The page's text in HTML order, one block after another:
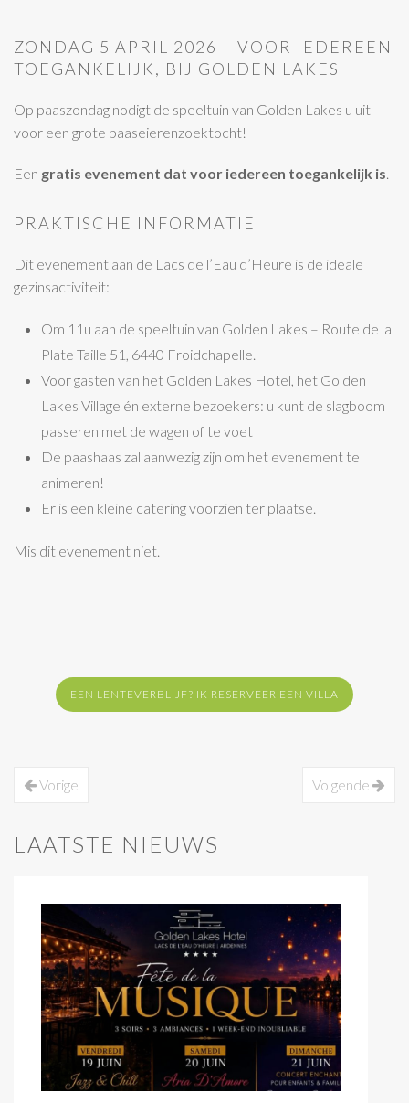
ZONDAG 5 APRIL 2026 – VOOR IEDEREEN
TOEGANKELIJK, BIJ GOLDEN LAKES
Op paaszondag nodigt de speeltuin van Golden Lakes u uit
voor een grote paaseierenzoektocht!
Een gratis evenement dat voor iedereen toegankelijk is.
PRAKTISCHE INFORMATIE
Dit evenement aan de Lacs de l’Eau d’Heure is de ideale
gezinsactiviteit:
Om 11u aan de speeltuin van Golden Lakes – Route de la
Plate Taille 51, 6440 Froidchapelle.
Voor gasten van het Golden Lakes Hotel, het Golden
Lakes Village én externe bezoekers: u kunt de slagboom
passeren met de wagen of te voet
De paashaas zal aanwezig zijn om het evenement te
animeren!
Er is een kleine catering voorzien ter plaatse.
Mis dit evenement niet.
EEN LENTEVERBLIJF? IK RESERVEER EEN VILLA
Vorige Volgende
LAATSTE NIEUWS